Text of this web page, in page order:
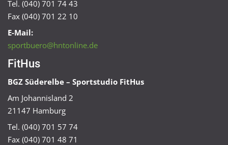
Tel. (040) 701 74 43
Fax (040) 701 22 10
E-Mail:
sportbuero@hntonline.de
FitHus
BGZ Süderelbe – Sportstudio FitHus
Am Johannisland 2
21147 Hamburg
Tel. (040) 701 57 74
Fax (040) 701 48 71